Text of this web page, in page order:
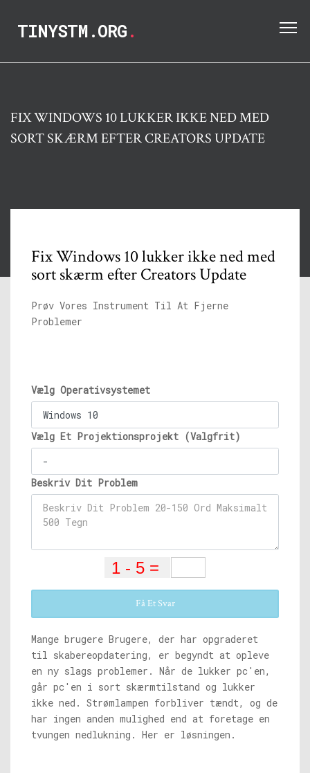
TINYSTM.ORG.
FIX WINDOWS 10 LUKKER IKKE NED MED
SORT SKÆRM EFTER CREATORS UPDATE
Fix Windows 10 lukker ikke ned med
sort skærm efter Creators Update
Prøv Vores Instrument Til At Fjerne
Problemer
Vælg Operativsystemet
Vælg Et Projektionsprojekt (Valgfrit)
Beskriv Dit Problem
Få Et Svar
Mange brugere Brugere, der har opgraderet
til skabereopdatering, er begyndt at opleve
en ny slags problemer. Når de lukker pc'en,
går pc'en i sort skærmtilstand og lukker
ikke ned. Strømlampen forbliver tændt, og de
har ingen anden mulighed end at foretage en
tvungen nedlukning. Her er løsningen.